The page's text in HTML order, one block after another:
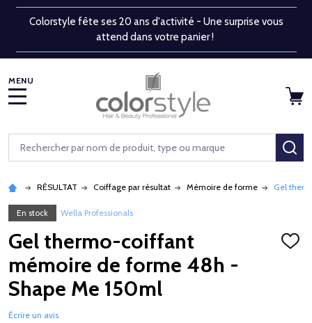
Colorstyle fête ses 20 ans d'activité - Une surprise vous
attend dans votre panier !
Rechercher
RÉSULTAT Coiffage par résultat Mémoire de forme Gel
En stock Wella Professionals
Gel thermo-coiffant
mémoire de forme 48h -
Shape Me 150ml
Écrire un avis